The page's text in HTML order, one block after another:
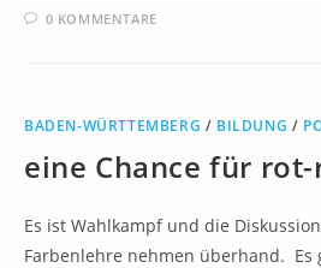
0 KOMMENTARE
BADEN-WÜRTTEMBERG / BILDUNG /
eine Chance für
Es ist Wahlkampf und die
Farbenlehre nehmen überhand. Es